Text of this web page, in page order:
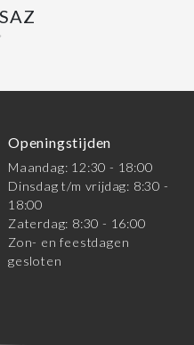
Openingstijden
Maandag: 12:30 - 18:00
Dinsdag t/m vrijdag: 8:30 -
18:00
Zaterdag: 8:30 - 16:00
Zon- en feestdagen
gesloten